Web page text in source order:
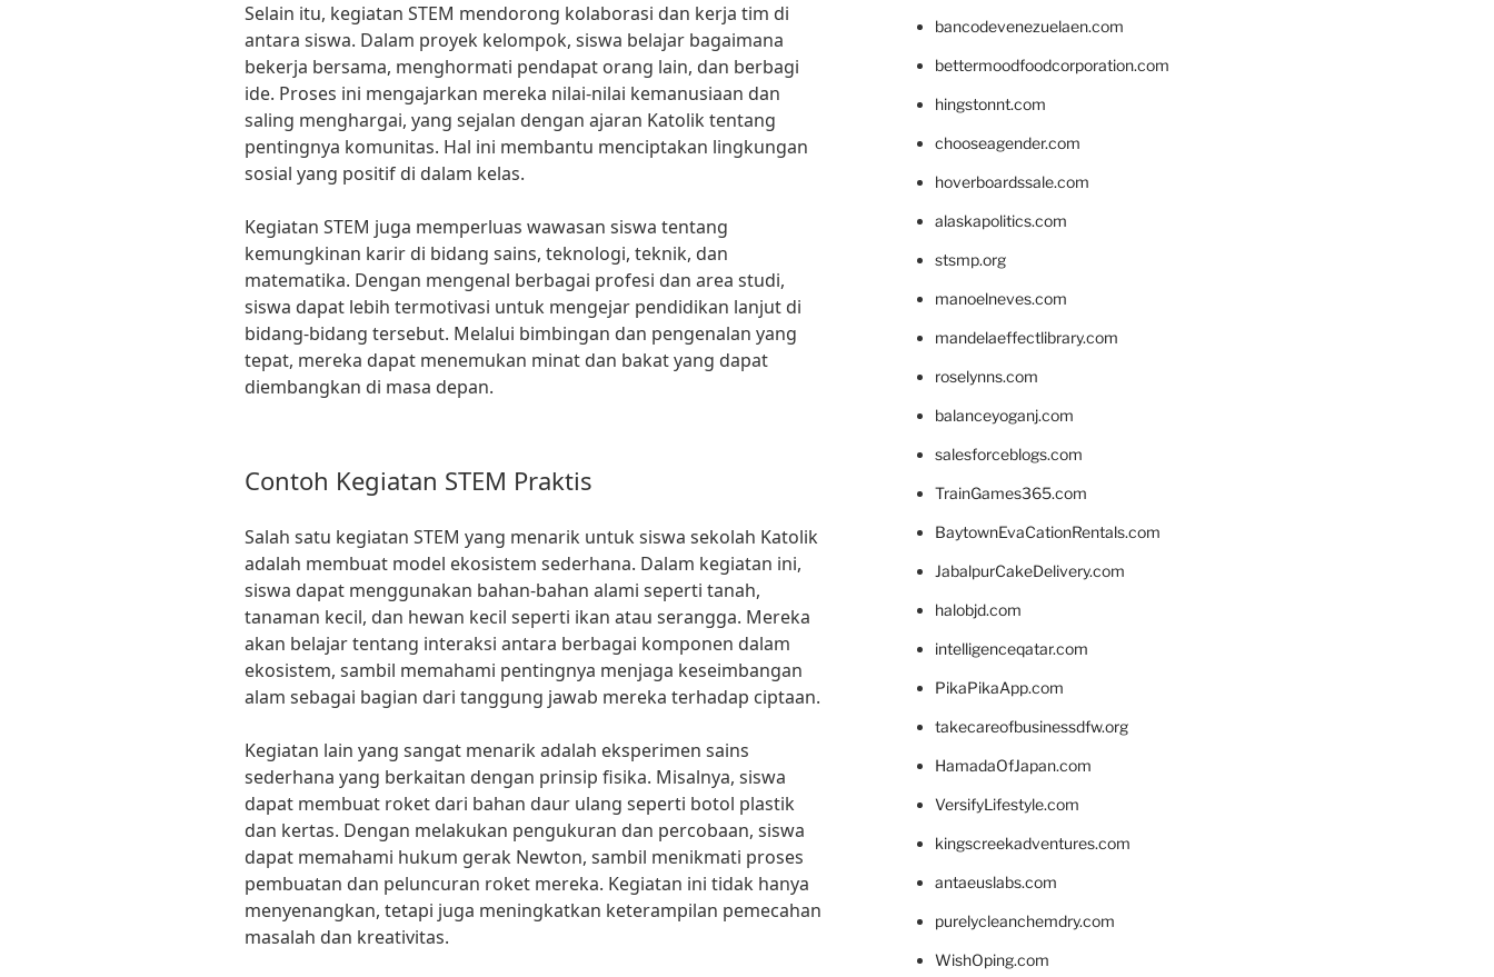
Selain itu, kegiatan STEM mendorong kolaborasi dan kerja tim di
antara siswa. Dalam proyek kelompok, siswa belajar bagaimana
bekerja bersama, menghormati pendapat orang lain, dan berbagi
ide. Proses ini mengajarkan mereka nilai-nilai kemanusiaan dan
saling menghargai, yang sejalan dengan ajaran Katolik tentang
pentingnya komunitas. Hal ini membantu menciptakan lingkungan
sosial yang positif di dalam kelas.
Kegiatan STEM juga memperluas wawasan siswa tentang
kemungkinan karir di bidang sains, teknologi, teknik, dan
matematika. Dengan mengenal berbagai profesi dan area studi,
siswa dapat lebih termotivasi untuk mengejar pendidikan lanjut di
bidang-bidang tersebut. Melalui bimbingan dan pengenalan yang
tepat, mereka dapat menemukan minat dan bakat yang dapat
diembangkan di masa depan.
Contoh Kegiatan STEM Praktis
Salah satu kegiatan STEM yang menarik untuk siswa sekolah Katolik
adalah membuat model ekosistem sederhana. Dalam kegiatan ini,
siswa dapat menggunakan bahan-bahan alami seperti tanah,
tanaman kecil, dan hewan kecil seperti ikan atau serangga. Mereka
akan belajar tentang interaksi antara berbagai komponen dalam
ekosistem, sambil memahami pentingnya menjaga keseimbangan
alam sebagai bagian dari tanggung jawab mereka terhadap ciptaan.
Kegiatan lain yang sangat menarik adalah eksperimen sains
sederhana yang berkaitan dengan prinsip fisika. Misalnya, siswa
dapat membuat roket dari bahan daur ulang seperti botol plastik
dan kertas. Dengan melakukan pengukuran dan percobaan, siswa
dapat memahami hukum gerak Newton, sambil menikmati proses
pembuatan dan peluncuran roket mereka. Kegiatan ini tidak hanya
menyenangkan, tetapi juga meningkatkan keterampilan pemecahan
masalah dan kreativitas.
bancodevenezuelaen.com
bettermoodfoodcorporation.com
hingstonnt.com
chooseagender.com
hoverboardssale.com
alaskapolitics.com
stsmp.org
manoelneves.com
mandelaeffectlibrary.com
roselynns.com
balanceyoganj.com
salesforceblogs.com
TrainGames365.com
BaytownEvaCationRentals.com
JabalpurCakeDelivery.com
halobjd.com
intelligenceqatar.com
PikaPikaApp.com
takecareofbusinessdfw.org
HamadaOfJapan.com
VersifyLifestyle.com
kingscreekadventures.com
antaeuslabs.com
purelycleanchemdry.com
WishOping.com